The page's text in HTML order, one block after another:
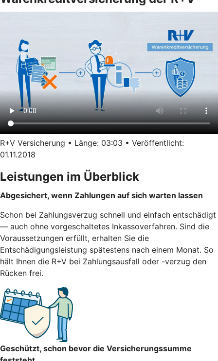
R+V Versicherung • Länge: 03:03 • Veröffentlicht:
01.11.2018
Leistungen im Überblick
Abgesichert, wenn Zahlungen auf sich warten lassen
Schon bei Zahlungsverzug schnell und einfach entschädigt
— auch ohne vorgeschaltetes Inkassoverfahren. Sind die
Voraussetzungen erfüllt, erhalten Sie die
Entschädigungsleistung spätestens nach einem Monat. So
hält Ihnen die R+V bei Zahlungsausfall oder -verzug den
Rücken frei.
Geschützt, schon bevor die Versicherungssumme